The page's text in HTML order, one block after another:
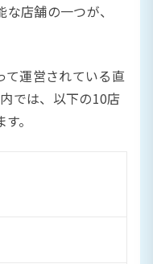
店舗の一つが、
運営されている直
では、以下の10店
。